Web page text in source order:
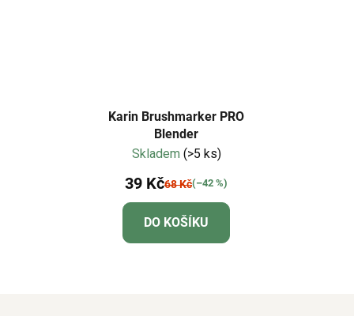
Karin Brushmarker PRO
Blender
Skladem (>5 ks)
39 Kč68 Kč(–42 %)
DO KOŠÍKU